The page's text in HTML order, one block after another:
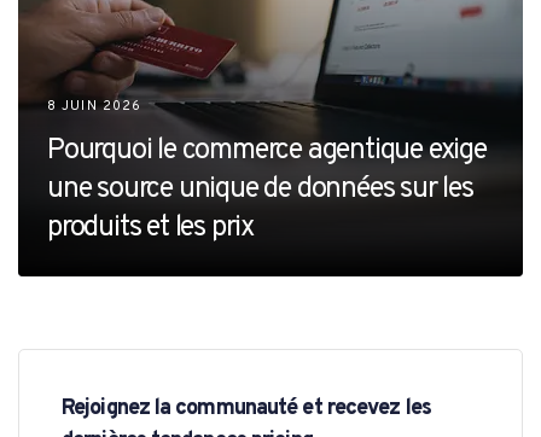
8 JUIN 2026
Pourquoi le commerce agentique exige
une source unique de données sur les
produits et les prix
Rejoignez la communauté et recevez les